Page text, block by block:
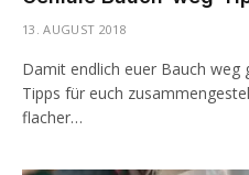
13. AUGUST 2018
Damit endlich euer Bauch weg
Tipps für euch
flacher…